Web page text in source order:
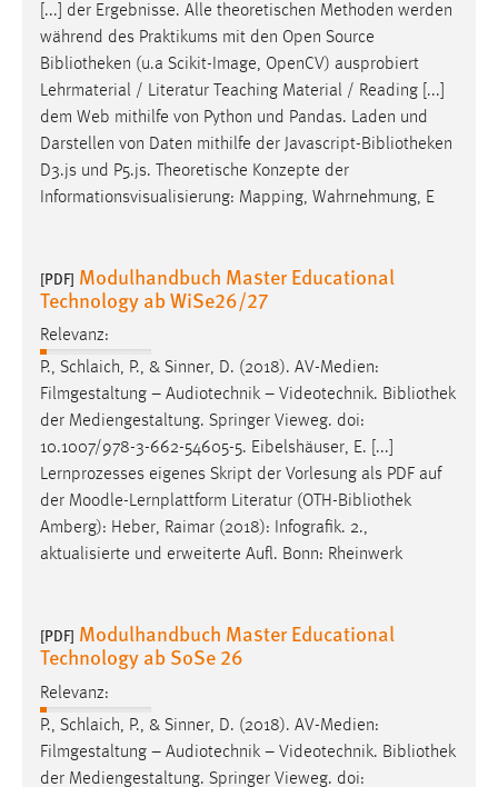
[...] der Ergebnisse. Alle theoretischen Methoden werden
während des Praktikums mit den Open Source
Bibliotheken (u.a Scikit-Image, OpenCV) ausprobiert
Lehrmaterial / Literatur Teaching Material / Reading [...]
dem Web mithilfe von Python und Pandas. Laden und
Darstellen von Daten mithilfe der Javascript-Bibliotheken
D3.js und P5.js. Theoretische Konzepte der
Informationsvisualisierung: Mapping, Wahrnehmung, E
[PDF] Modulhandbuch Master Educational
Technology ab WiSe26/27
Relevanz:
P., Schlaich, P., & Sinner, D. (2018). AV-Medien:
Filmgestaltung – Audiotechnik – Videotechnik. Bibliothek
der Mediengestaltung. Springer Vieweg. doi:
10.1007/978-3-662-54605-5. Eibelshäuser, E. [...]
Lernprozesses eigenes Skript der Vorlesung als PDF auf
der Moodle-Lernplattform Literatur (OTH-Bibliothek
Amberg): Heber, Raimar (2018): Infografik. 2.,
aktualisierte und erweiterte Aufl. Bonn: Rheinwerk
[PDF] Modulhandbuch Master Educational
Technology ab SoSe 26
Relevanz:
P., Schlaich, P., & Sinner, D. (2018). AV-Medien:
Filmgestaltung – Audiotechnik – Videotechnik. Bibliothek
der Mediengestaltung. Springer Vieweg. doi: